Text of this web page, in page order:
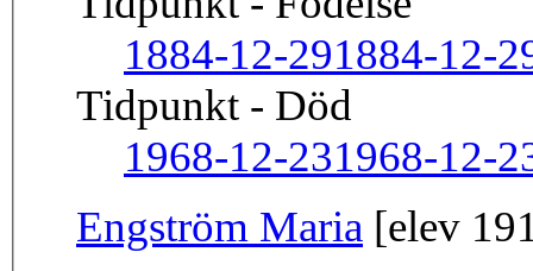
1884-12-291884-12-
Tidpunkt - Död
1968-12-231968-12-
Engström Maria [elev